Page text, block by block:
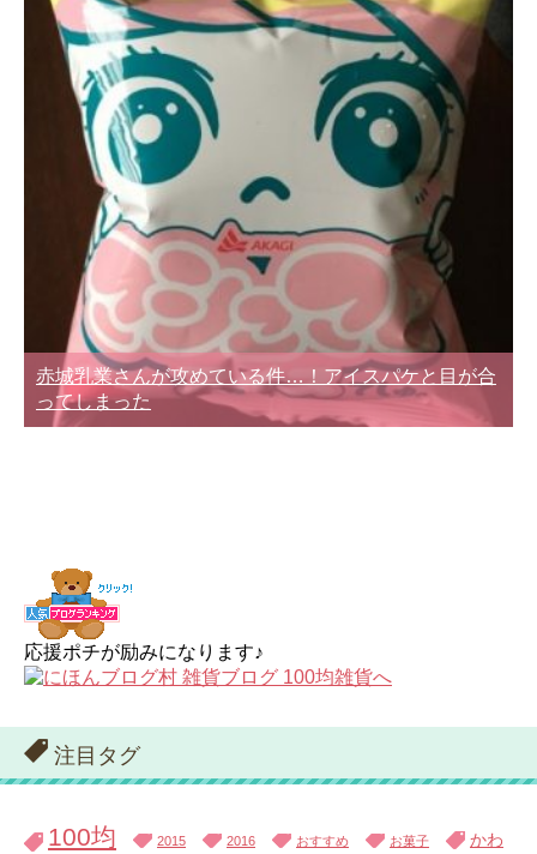
赤城乳業さんが攻めている件…！アイスパケと目が合
ってしまった
応援ポチが励みになります♪
注目タグ
100均 2015 2016 おすすめ お菓子
かわ